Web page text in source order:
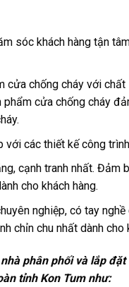
sóc khách hàng tận
cửa chống cháy với
phẩm cửa chống cháy
với các thiết kế công
cạnh tranh nhất. Đảm
cho khách hàng.
nghiệp, có tay
chỉn chu nhất dành cho
phân phối và lắp đặt
tỉnh Kon Tum như: